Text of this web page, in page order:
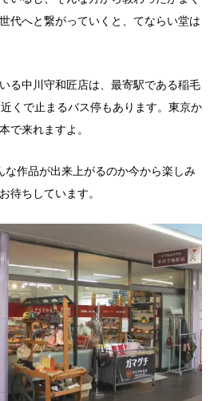
代へと繋がっていくと、てならい堂は
る中川守和匠店は、最寄駅である稲毛
くで止まるバス停もあります。東京か
で来れますよ。
な作品が出来上がるのか今から楽しみ
待ちしています。